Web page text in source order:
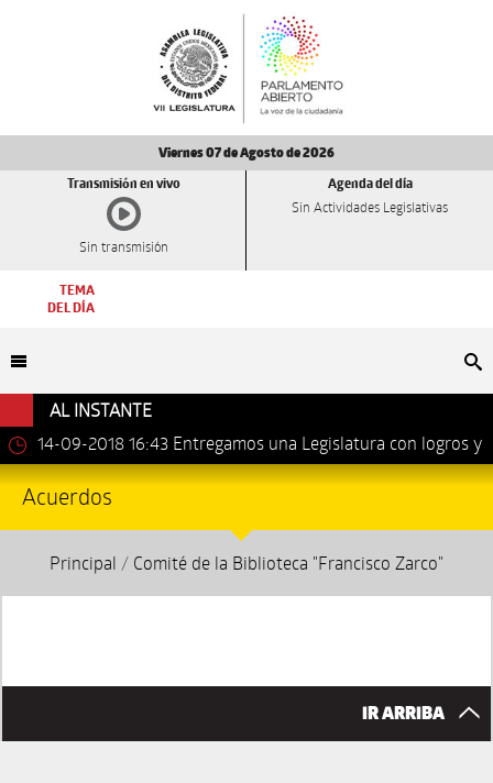
Viernes 07 de Agosto de 2026
Transmisión en vivo
Sin transmisión
Agenda del día
Sin Actividades Legislativas
TEMA
DEL DÍA
AL INSTANTE
14-09-2018 16:43 Entregamos una Legislatura con logros y
avances importantes: Dip. Leonel Luna Estrada.
Acuerdos
Principal / Comité de la Biblioteca "Francisco Zarco"
IR ARRIBA